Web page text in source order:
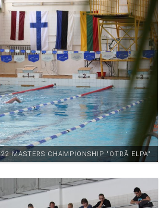
22 MASTERS CHAMPIONSHIP "OTRĀ ELPA"